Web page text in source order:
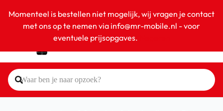
Momenteel is bestellen niet mogelijk, wij vragen je contact
met ons op te nemen via info@mr-mobile.nl - voor
eventuele prijsopgaves.